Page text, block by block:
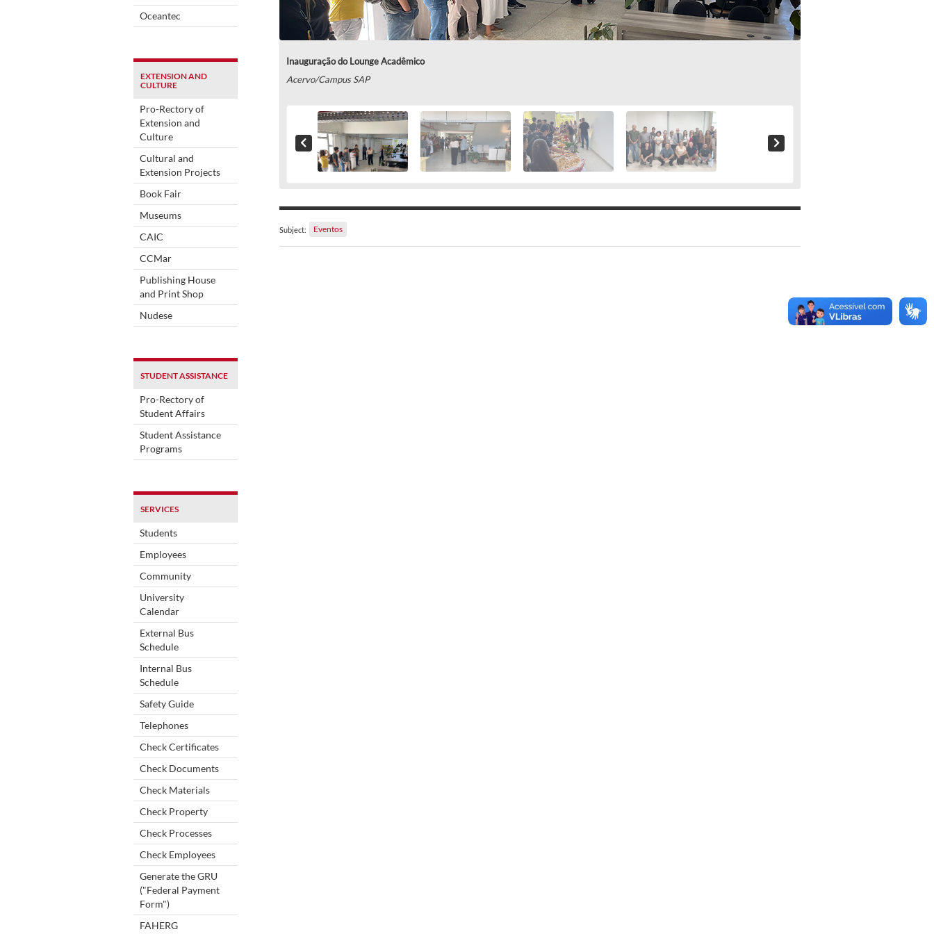
Oceantec
EXTENSION AND
CULTURE
Pro-Rectory of
Extension and
Culture
Cultural and
Extension Projects
Book Fair
Museums
CAIC
CCMar
Publishing House
and Print Shop
Nudese
STUDENT ASSISTANCE
Pro-Rectory of
Student Affairs
Student Assistance
Programs
SERVICES
Students
Employees
Community
University
Calendar
External Bus
Schedule
Internal Bus
Schedule
Safety Guide
Telephones
Check Certificates
Check Documents
Check Materials
Check Property
Check Processes
Check Employees
Generate the GRU
("Federal Payment
Form")
FAHERG
Inauguração do Lounge Acadêmico
Acervo/Campus SAP
Subject: Eventos